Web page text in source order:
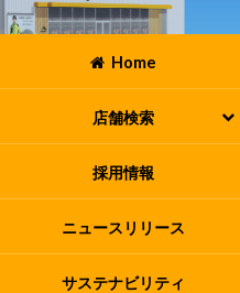
Home
店舗検索
採用情報
ニュースリリース
サステナビリティ